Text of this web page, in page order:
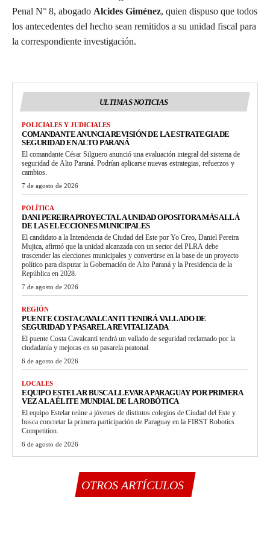
Penal N° 8, abogado Alcides Giménez, quien dispuso que todos
los antecedentes del hecho sean remitidos a su unidad fiscal para
la correspondiente investigación.
ULTIMAS NOTICIAS
POLICIALES Y JUDICIALES
COMANDANTE ANUNCIA REVISIÓN DE LA ESTRATEGIA DE
SEGURIDAD EN ALTO PARANÁ
El comandante César Silguero anunció una evaluación integral del sistema de
seguridad de Alto Paraná. Podrían aplicarse nuevas estrategias, refuerzos y
cambios.
7 de agosto de 2026
POLÍTICA
DANI PEREIRA PROYECTA LA UNIDAD OPOSITORA MÁS ALLÁ
DE LAS ELECCIONES MUNICIPALES
El candidato a la Intendencia de Ciudad del Este por Yo Creo, Daniel Pereira
Mujica, afirmó que la unidad alcanzada con un sector del PLRA debe
trascender las elecciones municipales y convertirse en la base de un proyecto
político para disputar la Gobernación de Alto Paraná y la Presidencia de la
República en 2028.
7 de agosto de 2026
REGIÓN
PUENTE COSTA CAVALCANTI TENDRÁ VALLADO DE
SEGURIDAD Y PASARELA REVITALIZADA
El puente Costa Cavalcanti tendrá un vallado de seguridad reclamado por la
ciudadanía y mejoras en su pasarela peatonal.
6 de agosto de 2026
LOCALES
EQUIPO ESTELAR BUSCA LLEVAR A PARAGUAY POR PRIMERA
VEZ A LA ÉLITE MUNDIAL DE LA ROBÓTICA
El equipo Estelar reúne a jóvenes de distintos colegios de Ciudad del Este y
busca concretar la primera participación de Paraguay en la FIRST Robotics
Competition.
6 de agosto de 2026
OTROS ARTÍCULOS